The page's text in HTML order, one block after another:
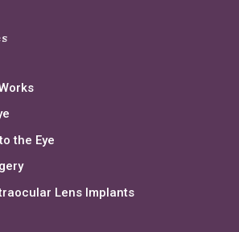
the Eye
Lens Implants